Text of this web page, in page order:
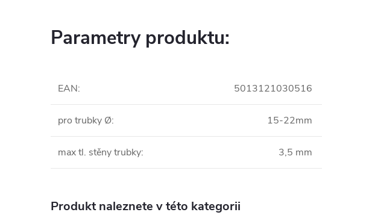
Parametry produktu:
EAN: 5013121030516
pro trubky Ø: 15-22mm
max tl. stěny trubky: 3,5 mm
Produkt naleznete v této kategorii